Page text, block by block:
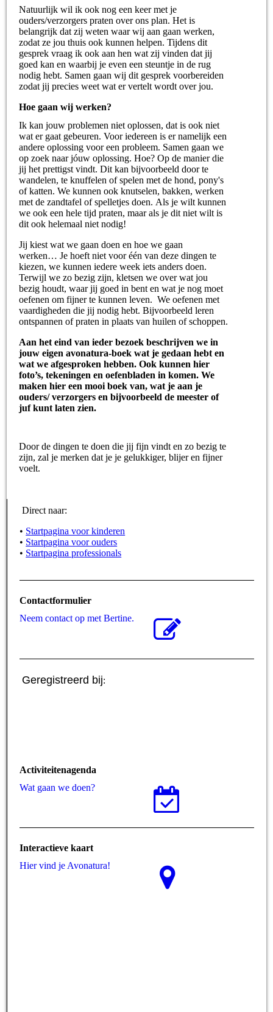
Natuurlijk wil ik ook nog een keer met je
ouders/verzorgers praten over ons plan. Het is
belangrijk dat zij weten waar wij aan gaan werken,
zodat ze jou thuis ook kunnen helpen. Tijdens dit
gesprek vraag ik ook aan hen wat zij vinden dat jij
goed kan en waarbij je even een steuntje in de rug
nodig hebt. Samen gaan wij dit gesprek voorbereiden
zodat jij precies weet wat er vertelt wordt over jou.
Hoe gaan wij werken?
Ik kan jouw problemen niet oplossen, dat is ook niet
wat er gaat gebeuren. Voor iedereen is er namelijk een
andere oplossing voor een probleem. Samen gaan we
op zoek naar jóuw oplossing. Hoe? Op de manier die
jij het prettigst vindt. Dit kan bijvoorbeeld door te
wandelen, te knuffelen of spelen met de hond, pony's
of katten. We kunnen ook knutselen, bakken, werken
met de zandtafel of spelletjes doen. Als je wilt kunnen
we ook een hele tijd praten, maar als je dit niet wilt is
dit ook helemaal niet nodig!
Jij kiest wat we gaan doen en hoe we gaan
werken… Je hoeft niet voor één van deze dingen te
kiezen, we kunnen iedere week iets anders doen.
Terwijl we zo bezig zijn, kletsen we over wat jou
bezig houdt, waar jij goed in bent en wat je nog moet
oefenen om fijner te kunnen leven. We oefenen met
vaardigheden die jij nodig hebt. Bijvoorbeeld leren
ontspannen of praten in plaats van huilen of schoppen.
Aan het eind van ieder bezoek beschrijven we in
jouw eigen avonatura-boek wat je gedaan hebt en
wat we afgesproken hebben. Ook kunnen hier
foto’s, tekeningen en oefenbladen in komen. We
maken hier een mooi boek van, wat je aan je
ouders/ verzorgers en bijvoorbeeld de meester of
juf kunt laten zien.
Door de dingen te doen die jij fijn vindt en zo bezig te
zijn, zal je merken dat je je gelukkiger, blijer en fijner
voelt.
Direct naar:
• Startpagina voor kinderen
• Startpagina voor ouders
• Startpagina professionals
Contactformulier
Neem contact op met Bertine.
Geregistreerd bij:
Activiteitenagenda
Wat gaan we doen?
Interactieve kaart
Hier vind je Avonatura!